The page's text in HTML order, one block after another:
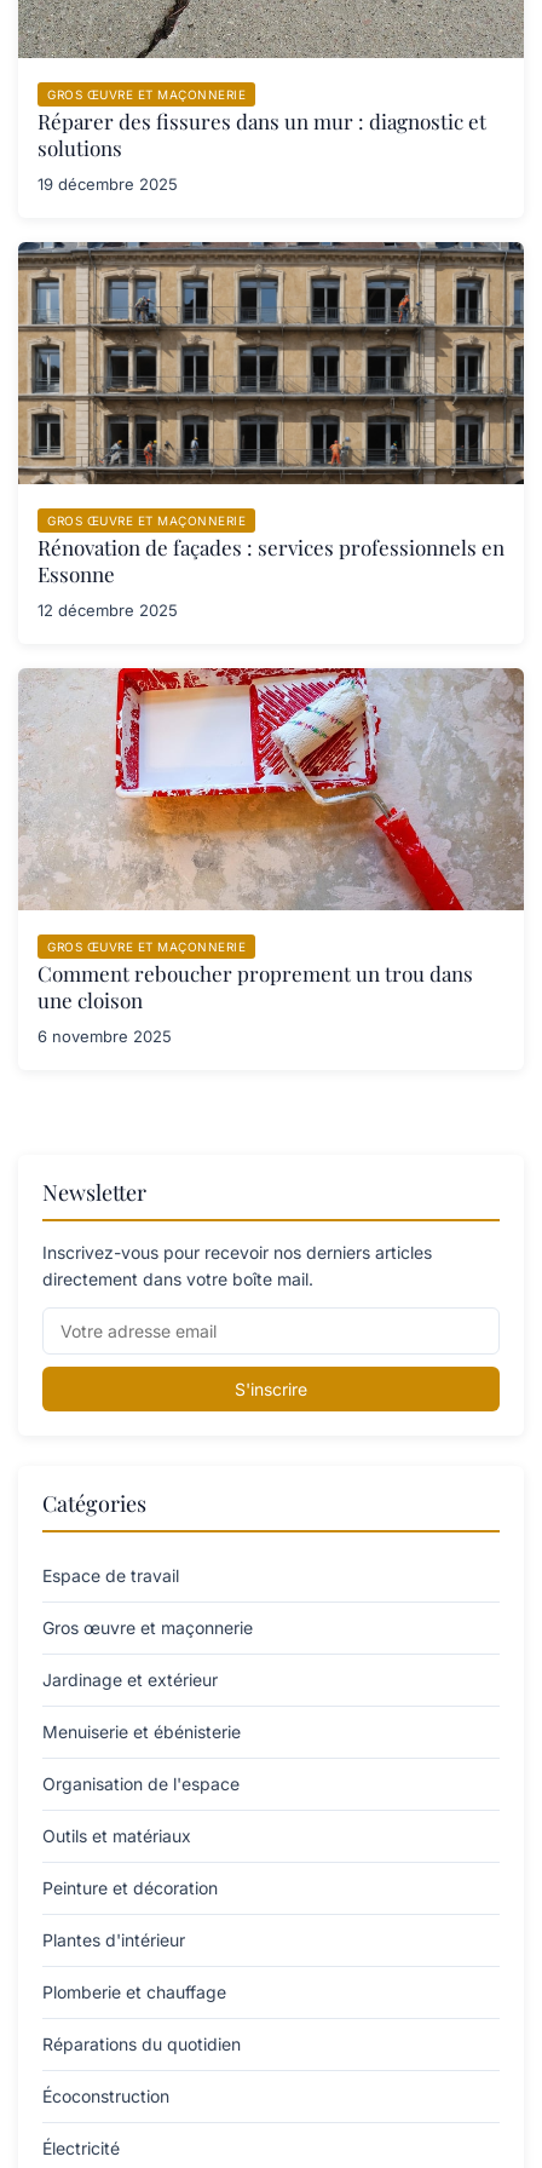
GROS ŒUVRE ET MAÇONNERIE
Réparer des fissures dans un mur : diagnostic et
solutions
19 décembre 2025
GROS ŒUVRE ET MAÇONNERIE
Rénovation de façades : services professionnels en
Essonne
12 décembre 2025
GROS ŒUVRE ET MAÇONNERIE
Comment reboucher proprement un trou dans
une cloison
6 novembre 2025
Newsletter
Inscrivez-vous pour recevoir nos derniers articles
directement dans votre boîte mail.
S'inscrire
Catégories
Espace de travail
Gros œuvre et maçonnerie
Jardinage et extérieur
Menuiserie et ébénisterie
Organisation de l'espace
Outils et matériaux
Peinture et décoration
Plantes d'intérieur
Plomberie et chauffage
Réparations du quotidien
Écoconstruction
Électricité